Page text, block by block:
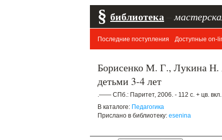
§ библиотека
Последние поступления Доступные on-
Борисенко М. Г., Лукина Н.
детьми 3-4 лет
.—— СПб.: Паритет, 2006. - 112 с. + цв. вкл.
В каталоге: Педагогика
Прислано в библиотеку: esenina